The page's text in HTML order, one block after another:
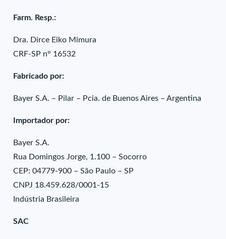
Farm. Resp.:
Dra. Dirce Eiko Mimura
CRF-SP n° 16532
Fabricado por:
Bayer S.A. – Pilar – Pcia. de Buenos Aires – Argentina
Importador por:
Bayer S.A.
Rua Domingos Jorge, 1.100 – Socorro
CEP: 04779-900 – São Paulo – SP
CNPJ 18.459.628/0001-15
Indústria Brasileira
SAC